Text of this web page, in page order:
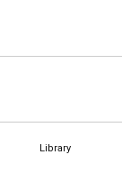
Library